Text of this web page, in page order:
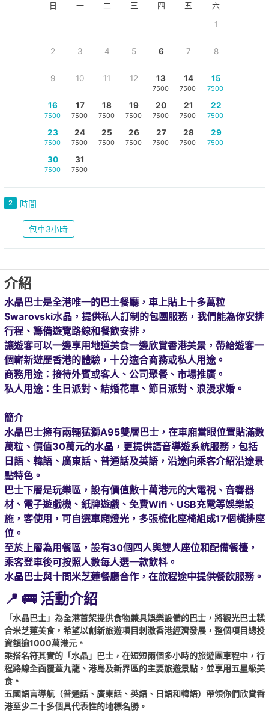
日 一 二 三 四 五
六
1
2 3 4 5 6 7 8
9 10 11 12 13
7500
14
7500
15
7500
16
7500
17
7500
18
7500
19
7500
20
7500
21
7500
22
7500
23
7500
24
7500
25
7500
26
7500
27
7500
28
7500
29
7500
30
7500
31
7500
2 時間
包車3小時
介紹
水晶巴士是全港唯一的巴士餐廳，車上貼上十多萬粒
Swarovski水晶，提供私人訂制的包團服務，我們能為你安排
行程、籌備遊覽路線和餐飲安排，
讓遊客可以一邊享用地道美食一邊欣賞香港美景，帶給遊客一
個嶄新遊歷香港的體驗，十分適合商務或私人用途。
商務用途：接待外賓或客人、公司聚餐、市場推廣。
私人用途：生日派對、結婚花車、節日派對、浪漫求婚。
簡介
水晶巴士擁有兩輛猛獅A95雙層巴士，在車廂當眼位置貼滿數
萬粒、價值30萬元的水晶，更提供語音導遊系統服務，包括
日語、韓語、廣東話、普通話及英語，沿途向乘客介紹沿途景
點特色。
巴士下層是玩樂區，設有價值數十萬港元的大電視、音響器
材、電子遊戲機、紙牌遊戲、免費Wifi、USB充電等娛樂設
施，客使用，可自選車廂燈光，多張梳化座椅組成17個橫排座
位。
至於上層為用餐區，設有30個四人與雙人座位和配備餐檯，
乘客登車後可按照人數每人選一款飲料。
水晶巴士與十間米芝蓮餐廳合作，在旅程途中提供餐飲服務。
📍 🚌 活動介紹
「水晶巴士」為全港首架提供食物兼具娛樂設備的巴士，將觀光巴士糅
合米芝蓮美食，希望以創新旅遊項目刺激香港經濟發展，整個項目總投
資額逾1000萬港元。
乘搭名符其實的「水晶」巴士，在短短兩個多小時的旅遊團車程中，行
程路線全面覆蓋九龍、港島及新界區的主要旅遊景點，並享用五星級美
食。
五國語言導航（普通話、廣東話、英語、日語和韓語）帶領你們欣賞香
港至少二十多個具代表性的地標名勝。